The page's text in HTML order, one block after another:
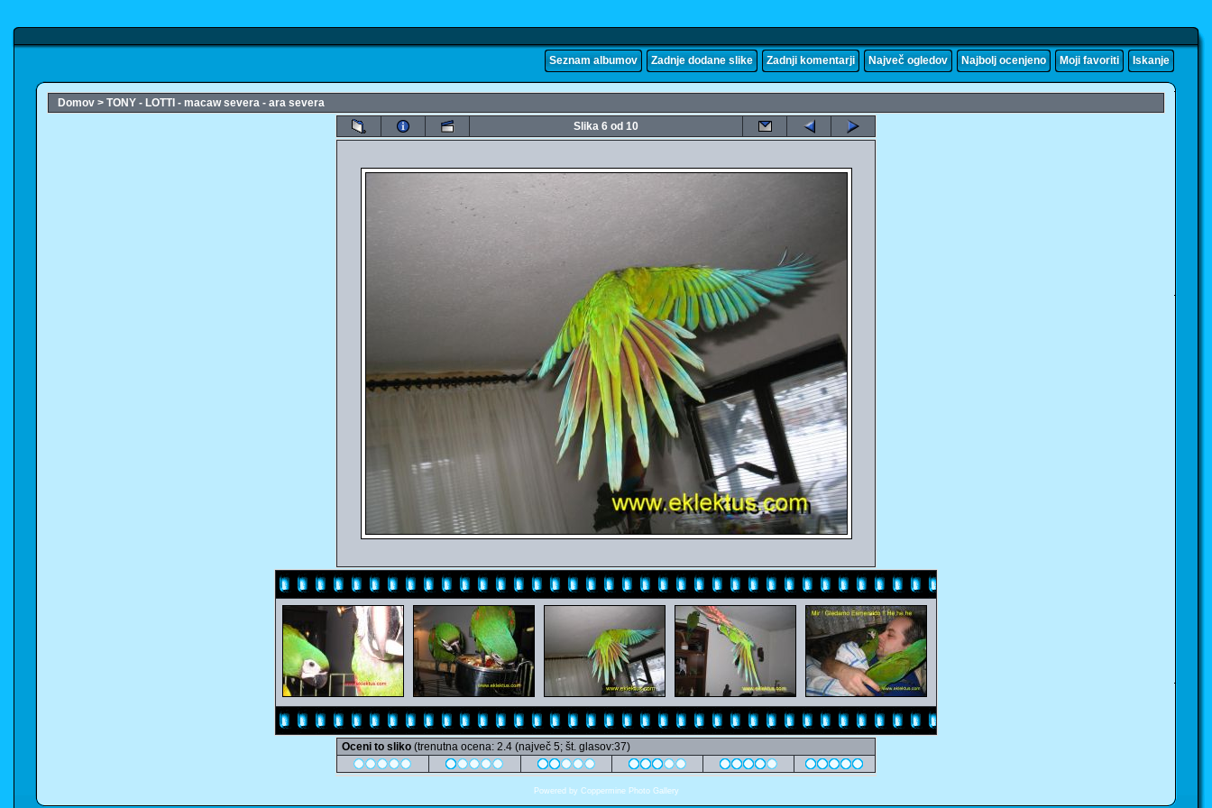
Seznam albumov Zadnje dodane slike Zadnji komentarji Največ ogledov Najbolj ocenjeno Moji favoriti Iskanje
Domov > TONY - LOTTI - macaw severa - ara severa
Slika 6 od 10
Oceni to sliko (trenutna ocena: 2.4 (največ 5; št. glasov:37)
Powered by Coppermine Photo Gallery